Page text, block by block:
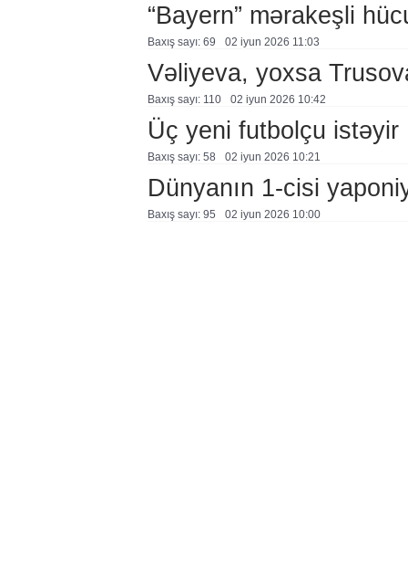
“Bayern” mərakeşli
Baxış sayı: 69 02 i̇yun 2026 11:03
Vəliyeva, yoxsa
Baxış sayı: 110 02 i̇yun 2026 10:42
Üç yeni futbolçu istəyir
Baxış sayı: 58 02 i̇yun 2026 10:21
Dünyanın 1-cisi
Baxış sayı: 95 02 i̇yun 2026 10:00